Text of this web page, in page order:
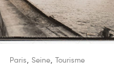
Paris Seine Tourisme